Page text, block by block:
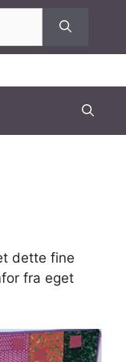
dette fine
fra eget